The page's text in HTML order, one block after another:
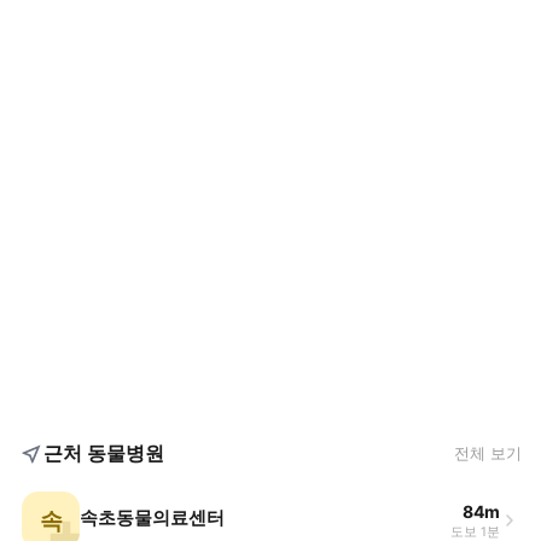
근처 동물병원 전체 보기
속 속초동물의료센터 84m
도보 1분